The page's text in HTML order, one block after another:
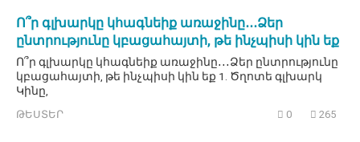
Ո՞ր գլխարկը կհագնեիք առաջինը․․․Ձեր
ընտրությունը կբացահայտի, թե ինչպիսի կին եք
Ո՞ր գլխարկը կհագնեիք առաջինը․․․Ձեր ընտրությունը
կբացահայտի, թե ինչպիսի կին եք 1. Ծղոտե գլխարկ
Կինը,
ԹԵՍՏԵՐ 0 265